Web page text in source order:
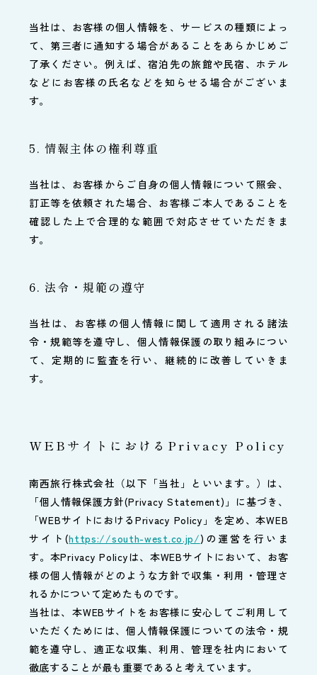
当社は、お客様の個人情報を、サービスの種類によっ
て、第三者に通知する場合があることをあらかじめご
了承ください。例えば、宿泊先の旅館や民宿、ホテル
などにお客様の氏名などを知らせる場合がございま
す。
5. 情報主体の権利尊重
当社は、お客様からご自身の個人情報について照会、
訂正等を依頼された場合、お客様ご本人であることを
確認した上で合理的な範囲で対応させていただきま
す。
6. 法令・規範の遵守
当社は、お客様の個人情報に関して適用される諸法
令・規範等を遵守し、個人情報保護の取り組みについ
て、定期的に監査を行い、継続的に改善していきま
す。
WEBサイトにおけるPrivacy Policy
南西旅行株式会社（以下「当社」といいます。）は、
「個人情報保護方針(Privacy Statement)」に基づき、
「WEBサイトにおけるPrivacy Policy」を定め、本WEB
サイト(https://south-west.co.jp/)の運営を行いま
す。本Privacy Policyは、本WEBサイトにおいて、お客
様の個人情報がどのような方針で収集・利用・管理さ
れるかについて定めたものです。
当社は、本WEBサイトをお客様に安心してご利用して
いただくためには、個人情報保護についての法令・規
範を遵守し、適正な収集、利用、管理を社内において
徹底することが最も重要であると考えています。